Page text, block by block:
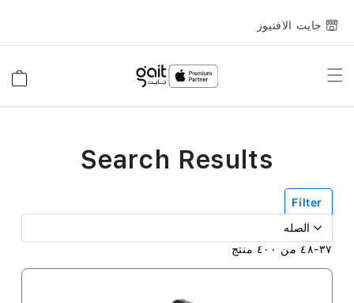
جايت الافنيوز
Toggle
Filter
٣٧-٤٨ من ٤٠٠ منتج
Search Results